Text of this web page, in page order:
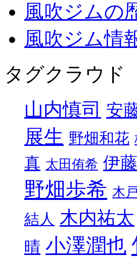
風吹ジムの
風吹ジム情
タグクラウド
山内慎司 安
展生 野畑和花
真 太田侑希 伊
野畑歩希 木
結人 木内祐太
晴 小澤潤也